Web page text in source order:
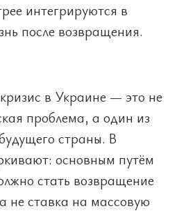
интегрируются в
после возвращения.
в Украине — это не
проблема, а один из
страны. В
основным путём
стать возвращение
не ставка на массовую